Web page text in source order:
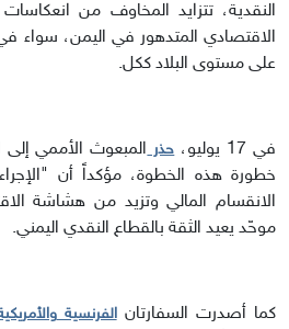
النقدية، تتزايد المخاوف من
الاقتصادي المتدهور في اليمن، سواء
على مستوى البلاد ككل.
في 17 يوليو، حذرالمبعوث الأممي
خطورة هذه الخطوة، مؤكداً أن
الانقسام المالي وتزيد من هشاشة
موحّد يعيد الثقة بالقطاع النقدي اليمني.
كما أصدرت السفارتانالفرنسية